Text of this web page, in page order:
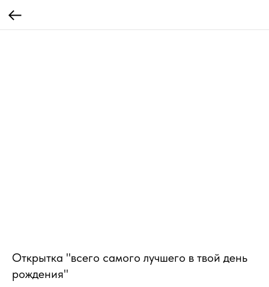
Открытка "всего самого лучшего в твой день
рождения"